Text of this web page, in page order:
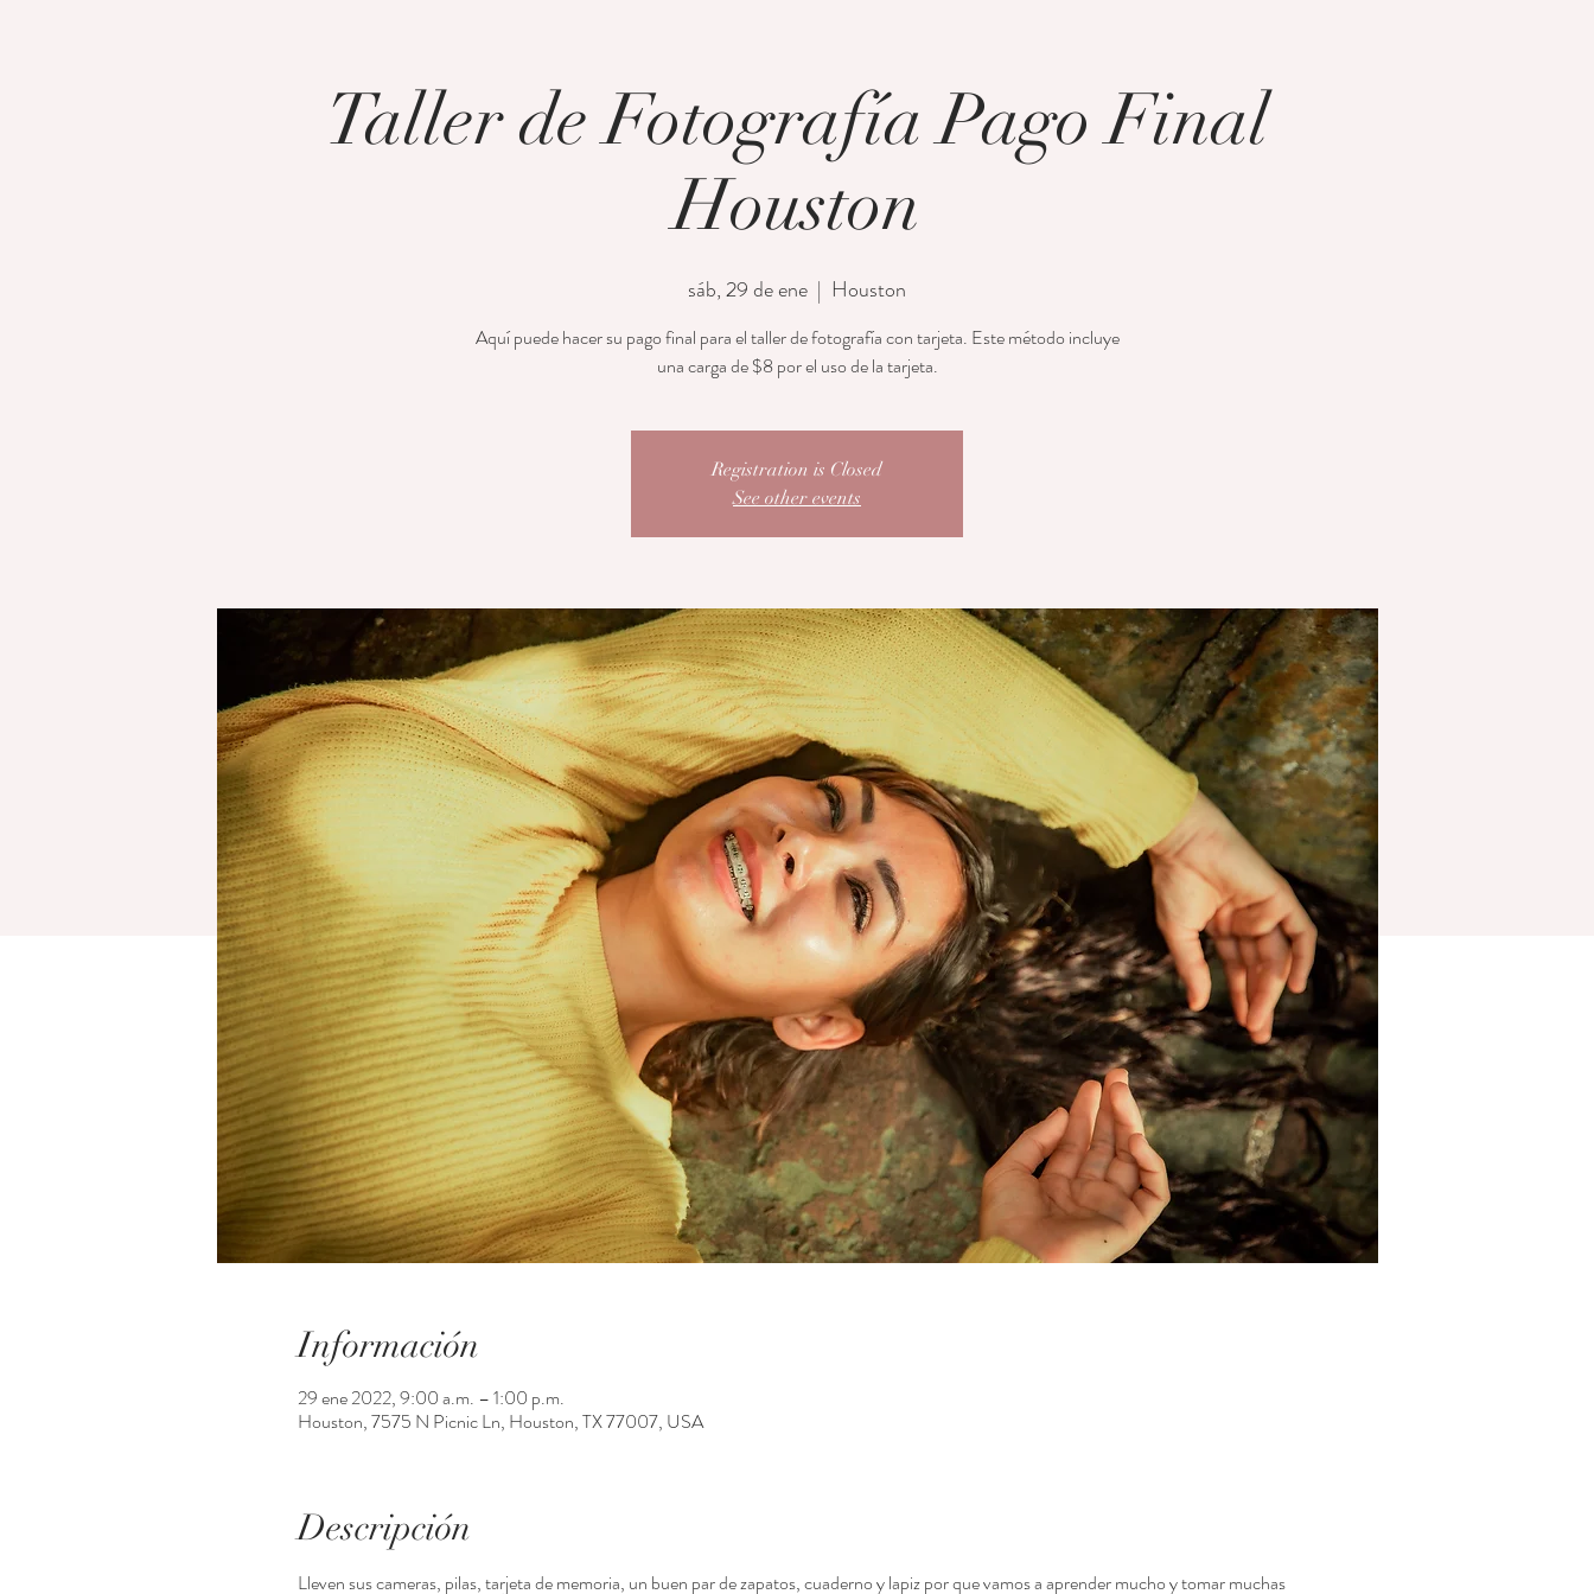
Taller de Fotografía Pago Final
Houston
sáb, 29 de ene
  |
Houston
Aquí puede hacer su pago final para el taller de fotografía con tarjeta. Este método incluye
una carga de $8 por el uso de la tarjeta.
Registration is Closed
See other events
Información
29 ene 2022, 9:00 a.m. – 1:00 p.m.
Houston, 7575 N Picnic Ln, Houston, TX 77007, USA
Descripción
Lleven sus cameras, pilas, tarjeta de memoria, un buen par de zapatos, cuaderno y lapiz por que vamos a aprender mucho y tomar muchas